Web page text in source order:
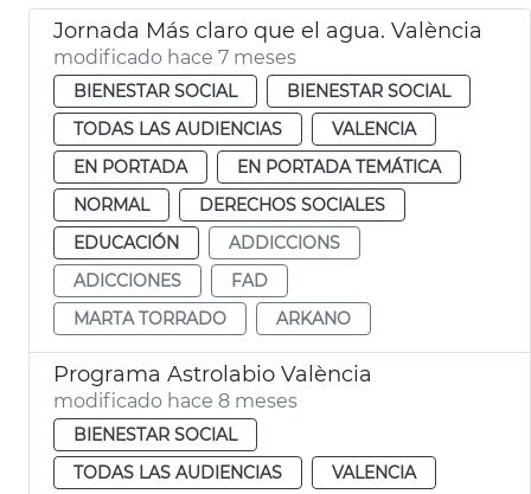
Jornada Más claro que el agua. València
modificado hace 7 meses
BIENESTAR SOCIAL
BIENESTAR SOCIAL
TODAS LAS AUDIENCIAS
VALENCIA
EN PORTADA
EN PORTADA TEMÁTICA
NORMAL
DERECHOS SOCIALES
EDUCACIÓN
ADDICCIONS
ADICCIONES
FAD
MARTA TORRADO
ARKANO
Programa Astrolabio València
modificado hace 8 meses
BIENESTAR SOCIAL
TODAS LAS AUDIENCIAS
VALENCIA